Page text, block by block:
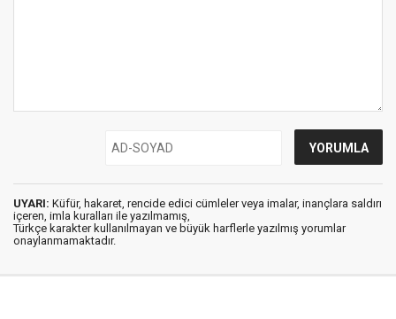
UYARI: Küfür, hakaret, rencide edici cümleler veya imalar, inançlara saldırı
içeren, imla kuralları ile yazılmamış,
Türkçe karakter kullanılmayan ve büyük harflerle yazılmış yorumlar
onaylanmamaktadır.